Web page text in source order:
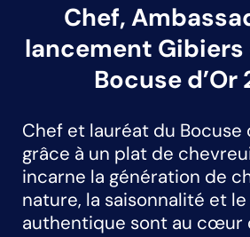
Chef,
lancement Gibiers
Bocuse d’Or
Chef et lauréat du Bocuse
grâce à un plat de
incarne la génération de
nature, la saisonnalité et
authentique sont au cœur